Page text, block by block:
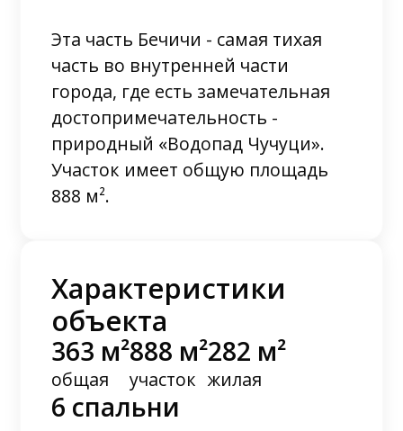
Эта часть Бечичи - самая тихая
часть во внутренней части
города, где есть замечательная
достопримечательность -
природный «Водопад Чучуци».
Участок имеет общую площадь
888 м².
Характеристики
объекта
363 м²
общая
888 м²
участок
282 м²
жилая
6 спальни